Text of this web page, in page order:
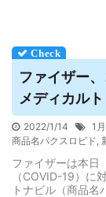
ファイザー
メディカル
2022/1/14 1
商品名パクスロビド,
ファイザーは本日
（COVID-19）に
トナビル（商品名